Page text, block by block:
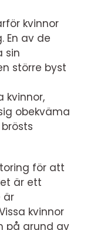
kvinnor
En av de
sin
större byst
kvinnor,
obekväma
för att
är ett
är
kvinnor
på grund av